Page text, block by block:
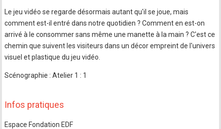
Le jeu vidéo se regarde désormais autant qu'il se joue, mais
comment est-il entré dans notre quotidien ? Comment en est-on
arrivé à le consommer sans même une manette à la main ? C'est ce
chemin que suivent les visiteurs dans un décor empreint de l'univers
visuel et plastique du jeu vidéo.
Scénographie : Atelier 1 : 1
Infos pratiques
Espace Fondation EDF